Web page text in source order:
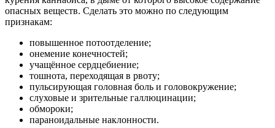
опасных веществ. Сделать это можно по следующим
признакам:
повышенное потоотделение;
онемение конечностей;
учащённое сердцебиение;
тошнота, переходящая в рвоту;
пульсирующая головная боль и головокружение;
слуховые и зрительные галлюцинации;
обмороки;
параноидальные наклонности.